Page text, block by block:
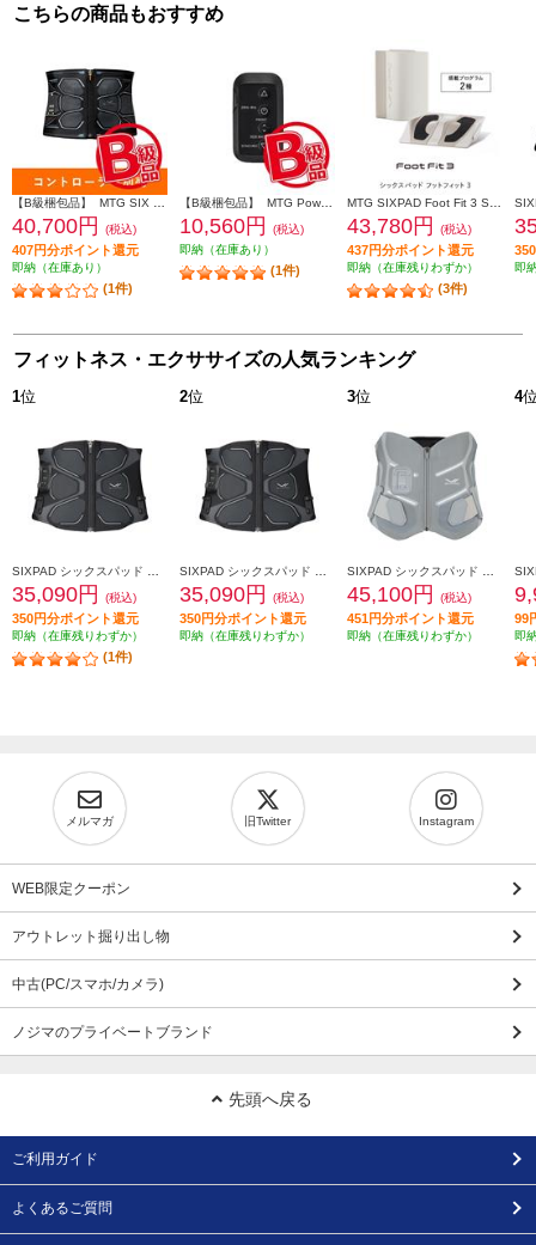
こちらの商品もおすすめ
40,700円 (税込)
407円分ポイント還元
即納（在庫あり）
(1件)
10,560円
(税込)
即納（在庫あり）
(1件)
43,780円 (税込)
437円分ポイント還元
即納（在庫残りわずか）
(3件)
即
フィットネス・エクササイズの人気ランキング
1位
35,090円 (税込)
350円分ポイント還元
即納（在庫残りわずか）
(1件)
2位
35,090円 (税込)
350円分ポイント還元
即納（在庫残りわずか）
3位
45,100円 (税込)
451円分ポイント還元
即納（在庫残りわずか）
4
99
即
メルマガ 旧Twitter Instagram
WEB限定クーポン
アウトレット掘り出し物
中古(PC/スマホ/カメラ)
ノジマのプライベートブランド
先頭へ戻る
ご利用ガイド
よくあるご質問